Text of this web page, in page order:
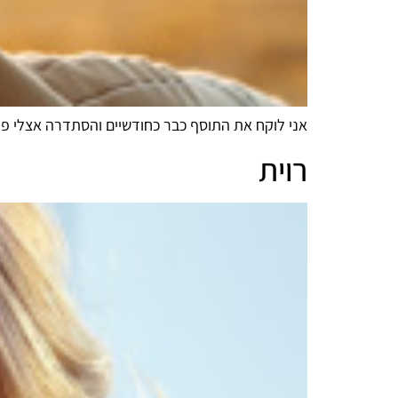
אני לוקח את התוסף כבר כחודשיים והסתדרה אצלי
רוית